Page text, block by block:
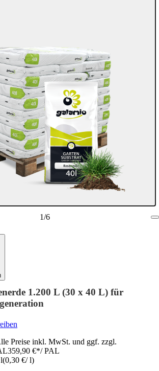
1/6
1.200 L (30 x 40 L) für
Preise inkl. MwSt. und ggf. zzgl.
359,90 €*/ PAL
(0,30 €/ l)